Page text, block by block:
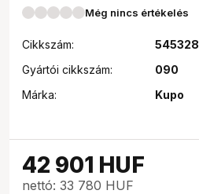
Még nincs értékelés
Cikkszám:
545328
Gyártói cikkszám:
090
Márka:
Kupo
42 901 HUF
nettó: 33 780 HUF